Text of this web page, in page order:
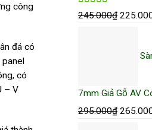
công
đá có
panel
có
– V
Được xếp
5.005
245.000₫ Giá
7mm Giả Gỗ AV
295.000₫ Giá